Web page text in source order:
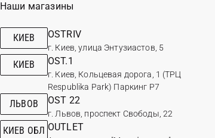
Наши магазины
КИЕВ OSTRIV
г. Киев, улица Энтузиастов, 5
КИЕВ OST.1
г. Киев, Кольцевая дорога, 1 (ТРЦ
Respublika Park) Паркинг Р7
ЛЬВОВ OST 22
г. Львов, проспект Свободы, 22
КИЕВ ОБЛ OUTLET